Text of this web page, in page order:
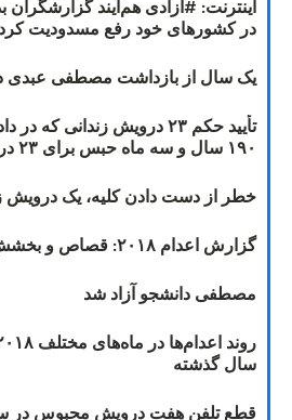
در کشورهای خود رفع مسدودیت کرد
یک سال از بازداشت مصطفی عبدی
تأیید حکم ۲۳ درویش زندانی
۱۹۰ سال و سه ماه حبس برای ۲۳ درویش گنابادی قطعی شد
خطر از دست دادن کلیه، یک درویش
گزارش اعدام ۲۰۱۸: قصاص و بخشش
مصطفی دانشجو آزاد شد
سال گذشته
قطع تلفن هفت درویش محبوس در